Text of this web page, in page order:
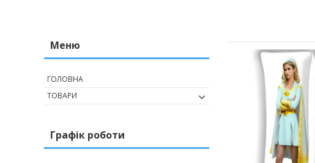
ГОЛОВНА
ТОВАРИ
Графік роботи